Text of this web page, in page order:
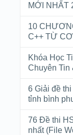
MỚI NHẤT
10
C++ TỪ
Khóa Học
Chuyên Tin
6 Giải đề
tỉnh bình
76 Đề thi
nhất (File